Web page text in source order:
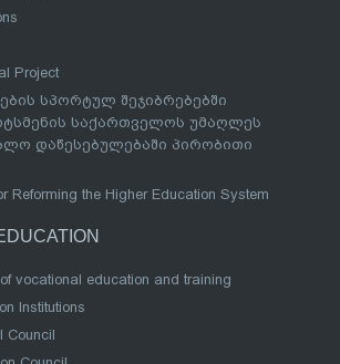
Project
სპორტულ შეჯიბრებებში
საქართველოს უმაღლეს
დაწესებულებაში პირობითი
Reforming the Higher Education System
vocational education and training
Institutions
Council